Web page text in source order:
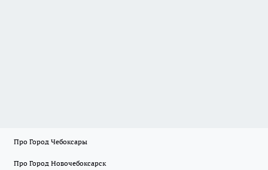
Про Город Чебоксары
Про Город Новочебоксарск